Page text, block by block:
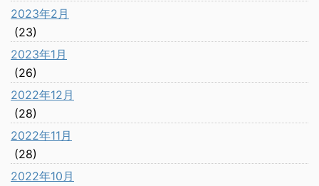
2023年2月
(23)
2023年1月
(26)
2022年12月
(28)
2022年11月
(28)
2022年10月